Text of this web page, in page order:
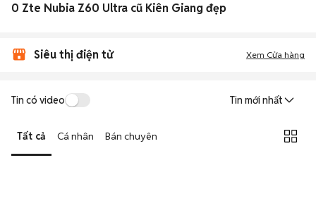
0 Zte Nubia Z60 Ultra cũ Kiên Giang đẹp
Siêu thị điện tử Xem Cửa hàng
Tin có video Tin mới nhất
Tất cả Cá nhân Bán chuyên